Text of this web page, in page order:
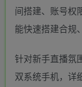
间搭建、账号权
能快速搭建合规
针对新手直播氛
双系统手机，详